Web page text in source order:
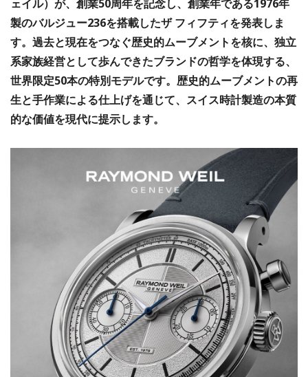
ェイル）が、創業50周年を記念し、創業年である1976年
製のバルジュー236を搭載したザ フィフティを発表しま
す。過去と現在をつなぐ歴史的ムーブメントを核に、独立
系家族経営として歩んできたブランドの哲学を体現する、
世界限定50本の特別モデルです。歴史的ムーブメントの再
生と手作業による仕上げを通じて、スイス時計製造の本質
的な価値を現代に提示します。